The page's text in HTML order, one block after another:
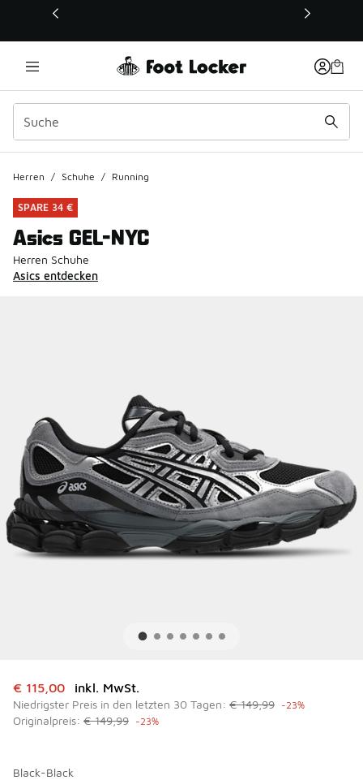
Dieser Link öffnet sich in einem neuen Fenster
Herren / Schuhe / Running
SPARE 34 €
Asics GEL-NYC
Herren Schuhe
Asics entdecken
Dieser Artikel ist im Sale. Der Preis ist von auf € 115,00
€ 115,00 inkl. MwSt.
Niedrigster Preis in den letzten 30 Tagen: € 149,99 -23%
Originalpreis: € 149,99 -23%
Black-Black